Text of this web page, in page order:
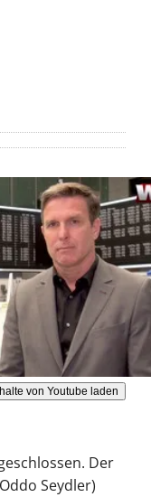
werden
von Youtube laden
Der
Seydler)